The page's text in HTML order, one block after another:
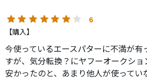
6
【購入】
今使っているエースパターに不満が有
すが、気分転換？にヤフーオークショ
安かったのと、あまり他人が使って